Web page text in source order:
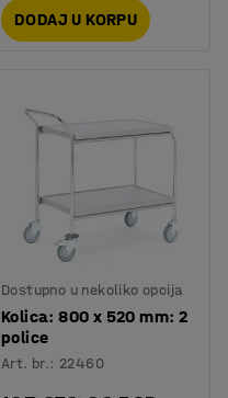
DODAJ U KORPU
Dostupno u nekoliko opcija
Kolica: 800 x 520 mm: 2
police
Art. br.: 22460